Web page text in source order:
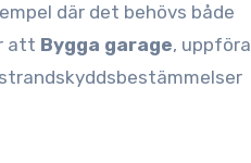
där det behövs både
att Bygga garage, uppföra